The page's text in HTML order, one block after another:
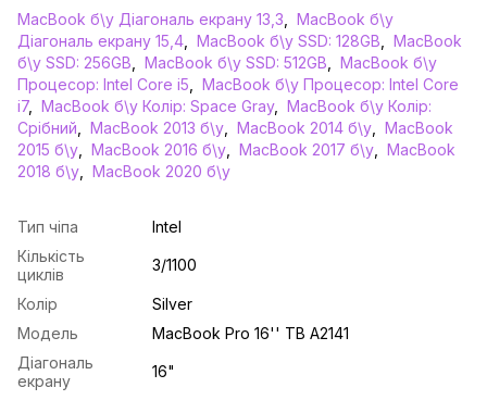
MacBook б\у Діагональ екрану 13,3
MacBook б\у
Діагональ екрану 15,4
MacBook б\у SSD: 128GB
MacBook
б\у SSD: 256GB
MacBook б\у SSD: 512GB
MacBook б\у
Процесор: Intel Core i5
MacBook б\у Процесор: Intel Core
i7, MacBook б\у Колір: Space Gray, MacBook б\у Колір:
Срібний
MacBook 2013 б\у MacBook 2014 б\у
MacBook
2015 б\у
MacBook 2016 б\у MacBook 2017 б\у
MacBook
2018 б\у
MacBook 2020 б\у
Тип чіпа
Intel
Кількість
циклів
3/1100
Колір
Silver
Модель
MacBook Pro 16'' TB A2141
Діагональ
екрану
16"